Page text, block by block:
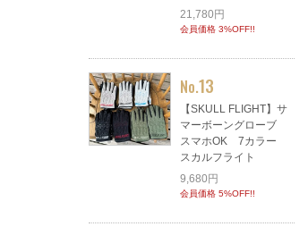
21,780円
会員価格 3%OFF!!
No.13
【SKULL FLIGHT】サ
マーボーングローブ
スマホOK 7カラー
スカルフライト
9,680円
会員価格 5%OFF!!